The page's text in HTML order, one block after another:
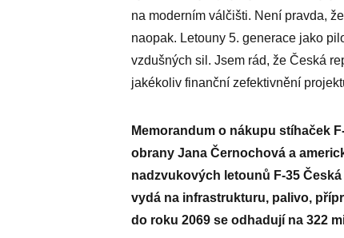
na moderním válčišti. Není pravda,
naopak. Letouny 5. generace jako
vzdušných sil. Jsem rád, že Česká
jakékoliv finanční zefektivnění
Memorandum o nákupu stíhaček
obrany Jana Černochová a
nadzvukových letounů F-35
vydá na infrastrukturu, palivo,
do roku 2069 se odhadují na 322